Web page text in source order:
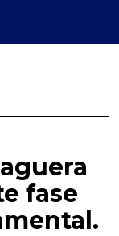
fase